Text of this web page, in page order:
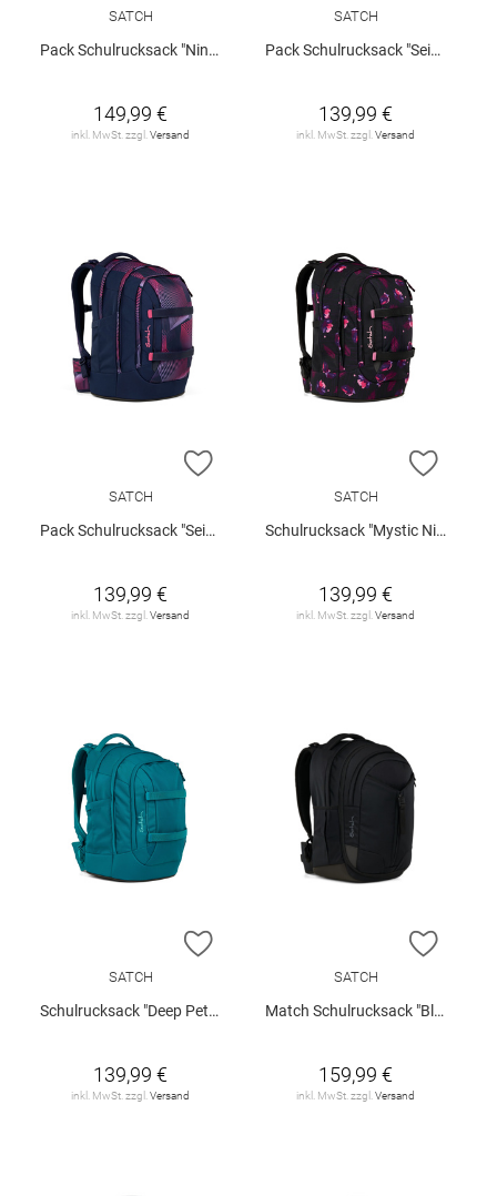
SATCH
Pack Schulrucksack "Ninja Matrix"
149,99 €
inkl. MwSt. zzgl.Versand
SATCH
Pack Schulrucksack "Seismic Green"
139,99 €
inkl. MwSt. zzgl.Versand
ZUR WUNSCHLISTE HINZUFÜGEN
SATCH
Pack Schulrucksack "Seismic Pink"
139,99 €
inkl. MwSt. zzgl.Versand
ZUR
SATCH
Schulrucksack "Mystic Nights Pack"
139,99 €
inkl. MwSt. zzgl.Versand
ZUR WUNSCHLISTE HINZUFÜGEN
SATCH
Schulrucksack "Deep Petrol Pack"
139,99 €
inkl. MwSt. zzgl. Versand
ZUR
SATCH
Match Schulrucksack "Blackjack"
159,99 €
inkl. MwSt. zzgl. Versand